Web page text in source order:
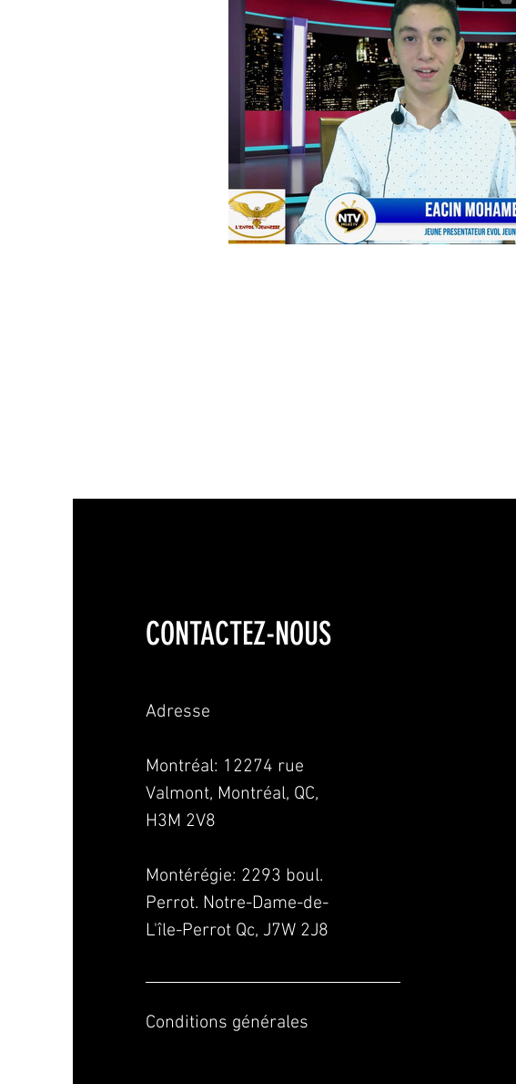
CONTACTEZ-NOUS
Adresse
Montréal: 12274 rue
Valmont, Montréal, QC,
H3M 2V8
Montérégie: 2293 boul.
Perrot. Notre-Dame-de-
L'île-Perrot Qc, J7W 2J8
Conditions générales